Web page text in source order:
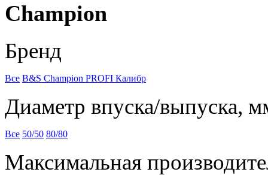
Champion
Бренд
Все B&S Champion PROFI Калибр
Диаметр впуска/выпуска,
Все 50/50 80/80
Максимальная